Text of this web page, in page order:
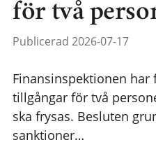
för två
Publicerad 2026-07-17
Finansinspektionen
tillgångar för två
ska frysas. Besluten
sanktioner…